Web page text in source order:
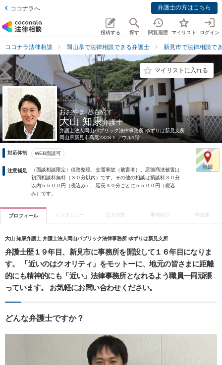
ココナラへ 弁護士の方はこちら
投稿する 探す 閲覧履歴 マイリスト ログイン
ココナラ法律相談 岡山県で法律相談できる弁護士 新見市で法律相談で
マイリストに入れる
おおやま ともやす
大山 知康弁護士
弁護士法人岡山パブリック法律事務所 ゆずりは新見支所
岡山県新見市高尾2328-1 アウル1階
対応体制 WEB面談可
注意補足
（面談相談限定）債務整理、交通事故（被害者）、悪徳商法被害は
初回相談料無料（３０分以内）です。その他の相談は損談料３０分
以内５５００円（税込み）、延長３０分ごとに５５００円（税込
み）です。
プロフィール インタビュー 注力分野 事例紹介 料金表
大山 知康弁護士 弁護士法人岡山パブリック法律事務所 ゆずりは新見支所
弁護士歴１９年目、新見市に事務所を開設して１６年目になりま
す。 「近いのはクオリティ」をモットーに、地元の皆さまに距離
的にも精神的にも「近い」法律事務所となれるよう職員一同頑張
っています。 お気軽にお問い合わせください。
どんな弁護士ですか？